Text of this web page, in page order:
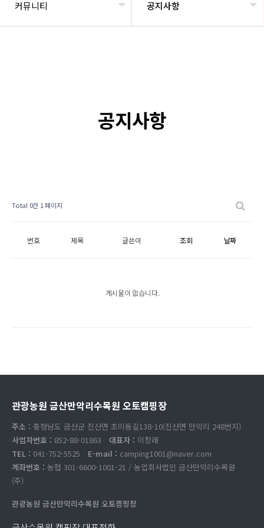
커뮤니티 공지사항
공지사항
Total 0건 1 페이지
번호 제목 글쓴이 조회 날짜
게시물이 없습니다.
관광농원 금산만악리수목원 오토캠핑장
주소 : 충청남도 금산군 진산면 초미동길138-10(진산면 만악리 248번지)
사업자번호 : 852-88-01863 대표자 : 이창래
TEL : 041-752-5525 E-mail : camping1001@naver.com
계좌번호 : 농협 301-6600-1001-21 / 농업회사법인 금산만악리수목원
(주)
관광농원 금산만악리수목원 오토캠핑장